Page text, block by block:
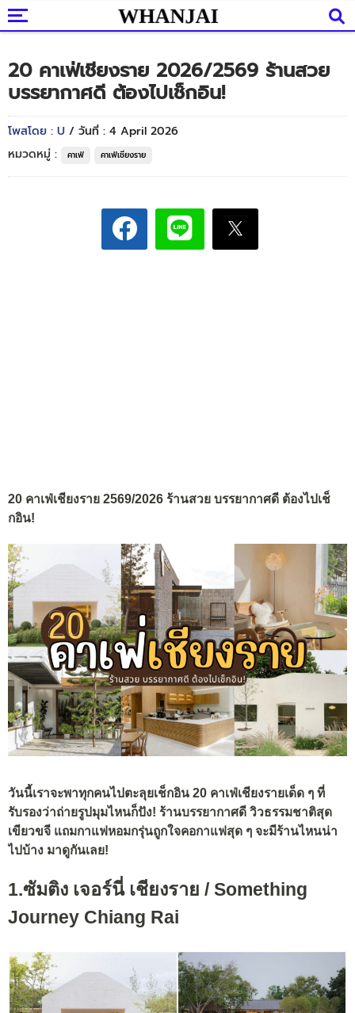
20 คาเฟ่เชียงราย 2026/2569 ร้านสวย
บรรยากาศดี ต้องไปเช็กอิน!
โพสโดย : U / วันที่ : 4 April 2026
หมวดหมู่ :
คาเฟ่ คาเฟ่เชียงราย
20 คาเฟ่เชียงราย 2569/2026 ร้านสวย บรรยากาศดี ต้องไปเช็
กอิน!
วันนี้เราจะพาทุกคนไปตะลุยเช็กอิน 20 คาเฟ่เชียงรายเด็ด ๆ ที่
รับรองว่าถ่ายรูปมุมไหนก็ปัง! ร้านบรรยากาศดี วิวธรรมชาติสุด
เขียวขจี แถมกาแฟหอมกรุ่นถูกใจคอกาแฟสุด ๆ จะมีร้านไหนน่า
ไปบ้าง มาดูกันเลย!
1.ซัมติง เจอร์นี่ เชียงราย / Something
Journey Chiang Rai